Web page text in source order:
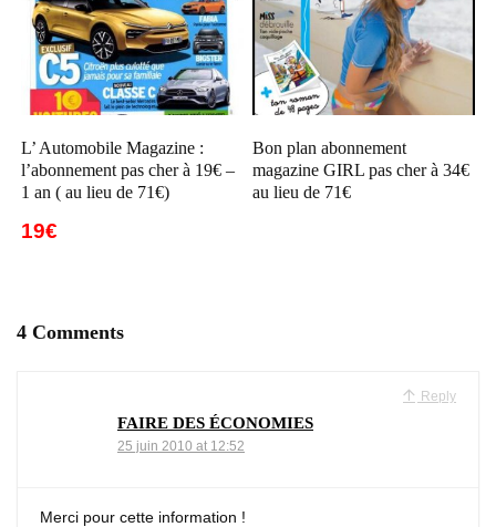
L’ Automobile Magazine :
l’abonnement pas cher à 19€ –
1 an ( au lieu de 71€)
19€
Bon plan abonnement
magazine GIRL pas cher à 34€
au lieu de 71€
4 Comments
Reply
FAIRE DES ÉCONOMIES
25 juin 2010 at 12:52
Merci pour cette information !